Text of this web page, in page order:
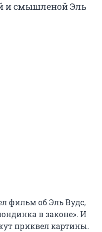
и смышленой Эль
фильм об Эль Вудс,
в законе». И
приквел картины.